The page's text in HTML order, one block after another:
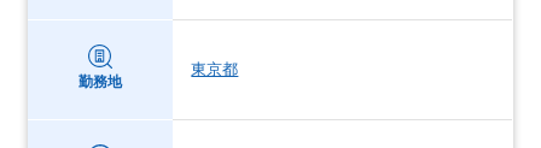
勤務地
東京都